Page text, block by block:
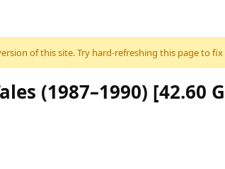
of this site. Try hard-refreshing this page to fix
(1987–1990) [42.60